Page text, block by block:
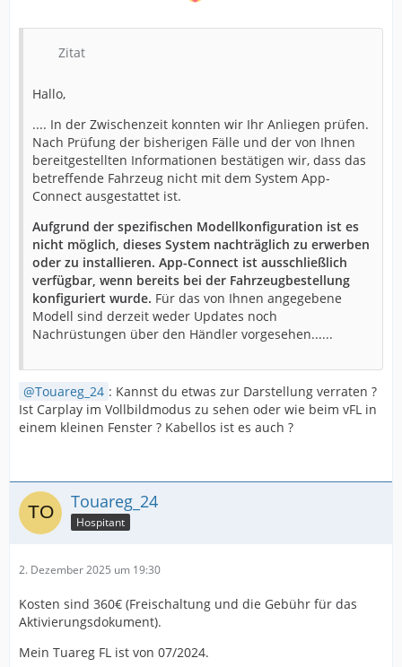
Zitat
Hallo,
.... In der Zwischenzeit konnten wir Ihr Anliegen prüfen.
Nach Prüfung der bisherigen Fälle und der von Ihnen
bereitgestellten Informationen bestätigen wir, dass das
betreffende Fahrzeug nicht mit dem System App-
Connect ausgestattet ist.
Aufgrund der spezifischen Modellkonfiguration ist es
nicht möglich, dieses System nachträglich zu erwerben
oder zu installieren. App-Connect ist ausschließlich
verfügbar, wenn bereits bei der Fahrzeugbestellung
konfiguriert wurde. Für das von Ihnen angegebene
Modell sind derzeit weder Updates noch
Nachrüstungen über den Händler vorgesehen......
Touareg_24 : Kannst du etwas zur Darstellung verraten ?
Ist Carplay im Vollbildmodus zu sehen oder wie beim vFL in
einem kleinen Fenster ? Kabellos ist es auch ?
Touareg_24
Hospitant
2. Dezember 2025 um 19:30
Kosten sind 360€ (Freischaltung und die Gebühr für das
Aktivierungsdokument).
Mein Tuareg FL ist von 07/2024.